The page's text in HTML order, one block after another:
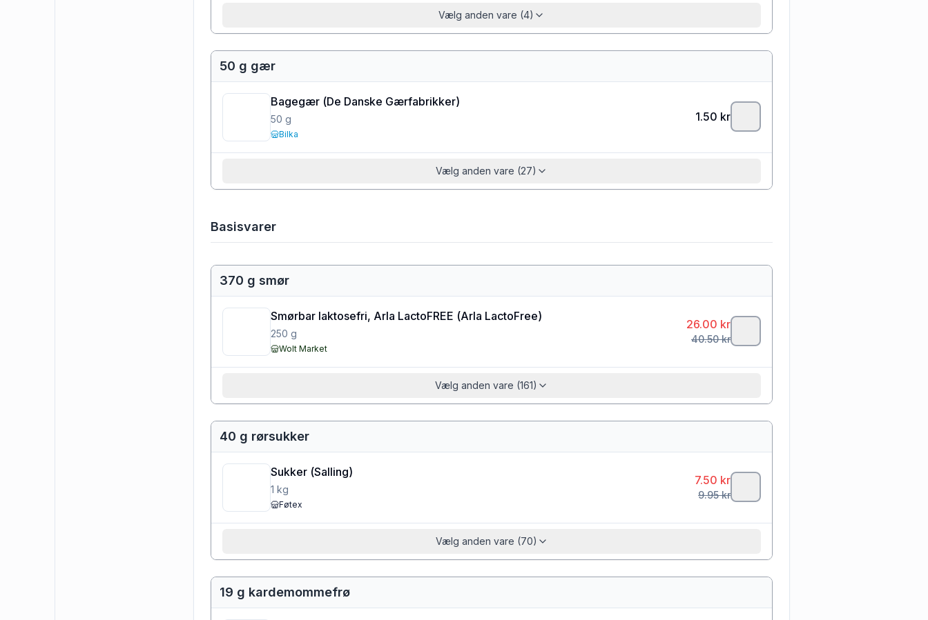
Vælg anden vare (4)
50 g gær
Bagegær (De Danske Gærfabrikker)
50 g
Bilka
1.50 kr
Vælg anden vare (27)
Basisvarer
370 g smør
Smørbar laktosefri, Arla LactoFREE (Arla LactoFree)
250 g
Wolt Market
26.00 kr
40.50kr
Vælg anden vare (161)
40 g rørsukker
Sukker (Salling)
1 kg
Føtex
7.50 kr
9.95kr
Vælg anden vare (70)
19 g kardemommefrø